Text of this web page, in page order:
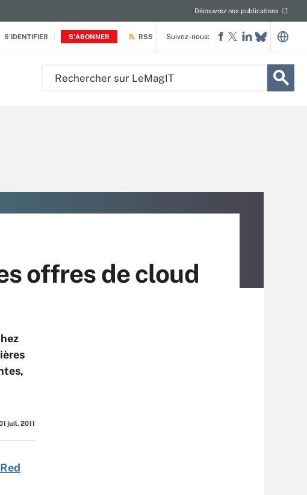
S'IDENTIFIER S'ABONNER
Découvrez nos publications
RSS Suivez-nous:
offres de cloud
juil. 2011